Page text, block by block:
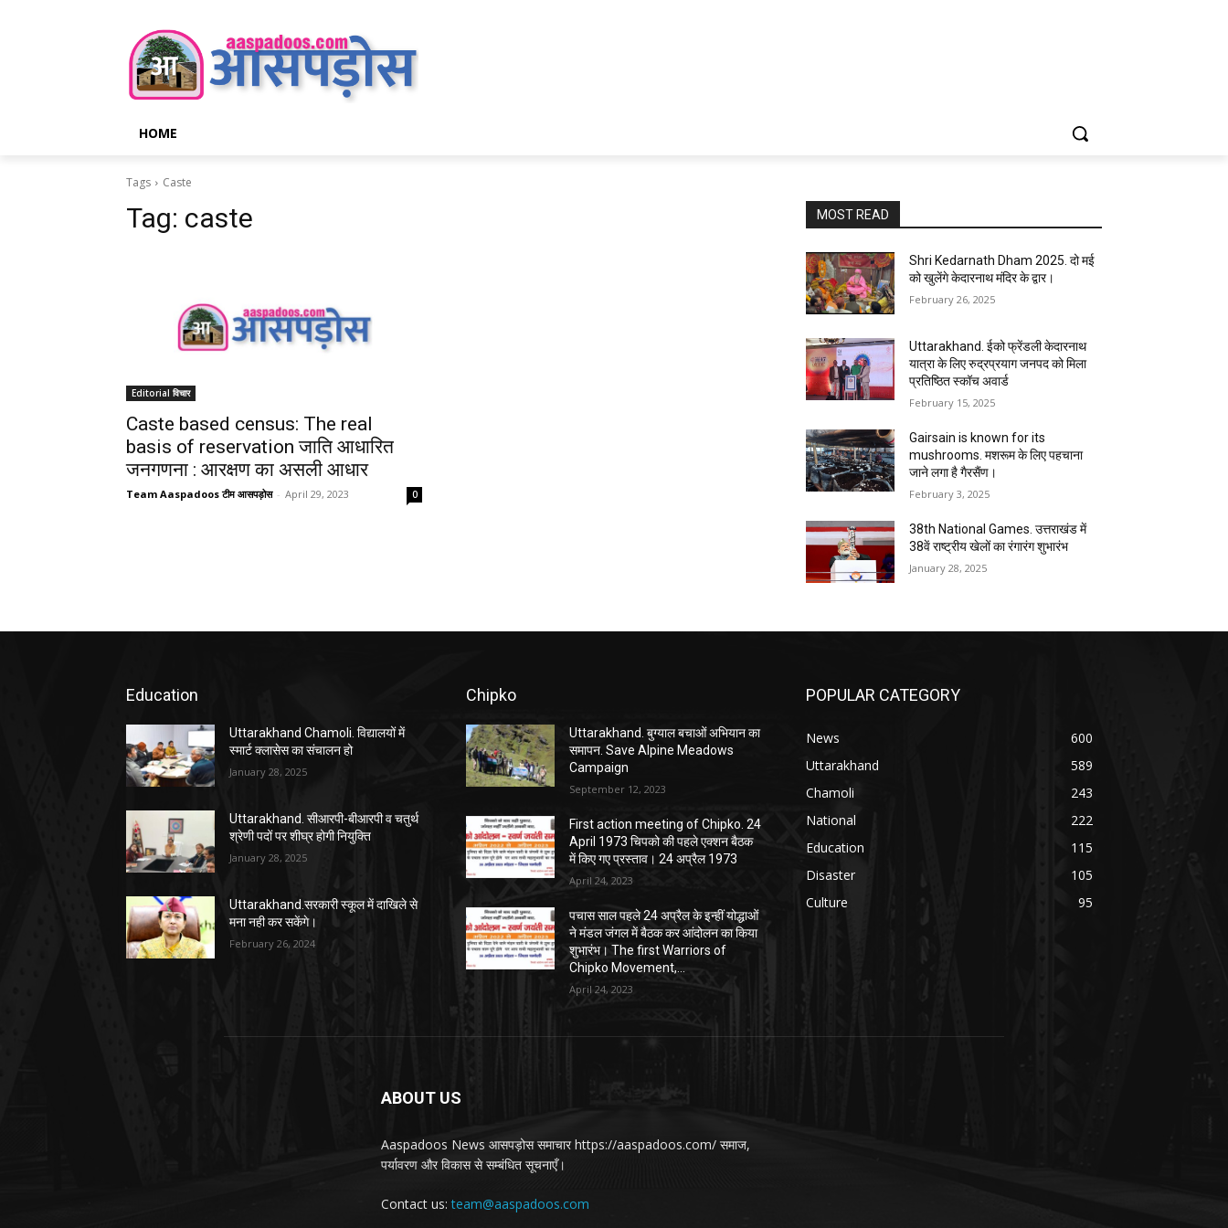
HOME
Tags Caste
Tag: caste
Editorial विचार
Caste based census: The real
basis of reservation जाति आधारित
जनगणना : आरक्षण का असली आधार
Team Aaspadoos टीम आसपड़ोस - April 29, 2023 0
MOST READ
Shri Kedarnath Dham 2025. दो मई
को खुलेंगे केदारनाथ मंदिर के द्वार।
February 26, 2025
Uttarakhand. ईको फ्रेंडली केदारनाथ
यात्रा के लिए रुद्रप्रयाग जनपद को मिला
प्रतिष्ठित स्कॉच अवार्ड
February 15, 2025
Gairsain is known for its
mushrooms. मशरूम के लिए पहचाना
जाने लगा है गैरसैंण।
February 3, 2025
38th National Games. उत्तराखंड में
38वें राष्ट्रीय खेलों का रंगारंग शुभारंभ
January 28, 2025
Education
Uttarakhand Chamoli. विद्यालयों में
स्मार्ट क्लासेस का संचालन हो
January 28, 2025
Uttarakhand. सीआरपी-बीआरपी व चतुर्थ
श्रेणी पदों पर शीघ्र होगी नियुक्ति
January 28, 2025
Uttarakhand.सरकारी स्कूल में दाखिले से
मना नही कर सकेंगे।
February 26, 2024
Chipko
Uttarakhand. बुग्याल बचाओं अभियान का
समापन. Save Alpine Meadows
Campaign
September 12, 2023
First action meeting of Chipko. 24
April 1973 चिपको की पहले एक्शन बैठक
में किए गए प्रस्ताव। 24 अप्रैल 1973
April 24, 2023
पचास साल पहले 24 अप्रैल के इन्हीं योद्धाओं
ने मंडल जंगल में बैठक कर आंदोलन का किया
शुभारंभ। The first Warriors of
Chipko Movement,...
April 24, 2023
POPULAR CATEGORY
News
600
Uttarakhand
589
Chamoli
243
National
222
Education
115
Disaster
105
Culture
95
ABOUT US
Aaspadoos News आसपड़ोस समाचार https://aaspadoos.com/ समाज,
पर्यावरण और विकास से सम्बंधित सूचनाएँ।
Contact us:team@aaspadoos.com